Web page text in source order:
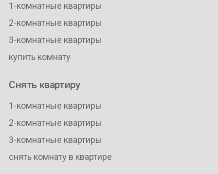
1-комнатные квартиры
2-комнатные квартиры
3-комнатные квартиры
купить комнату
Снять квартиру
1-комнатные квартиры
2-комнатные квартиры
3-комнатные квартиры
снять комнату в квартире